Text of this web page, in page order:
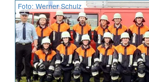
Foto: Werner Schulz